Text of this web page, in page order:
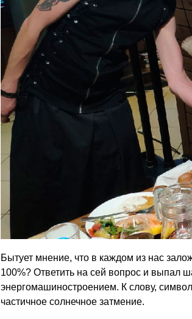
Бытует мнение, что в каждом из нас
100%? Ответить на сей вопрос и выпал
энергомашиностроением. К слову,
частичное солнечное затмение.